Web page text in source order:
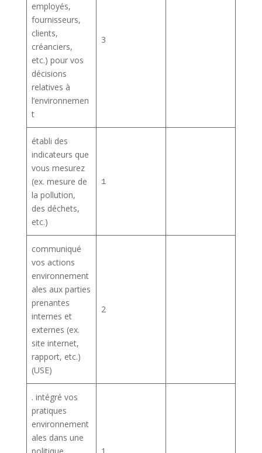
employés,
fournisseurs,
clients,
créanciers,
etc.) pour vos
décisions
relatives à
l’environnemen
t
3
établi des
indicateurs que
vous mesurez
(ex. mesure de
la pollution,
des déchets,
etc.)
1
communiqué
vos actions
environnement
ales aux parties
prenantes
internes et
externes (ex.
site internet,
rapport, etc.)
(USE)
2
. intégré vos
pratiques
environnement
ales dans une